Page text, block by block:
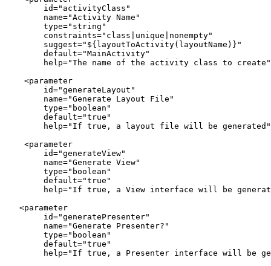
        id="activityClass"
        name="Activity Name"
        type="string"
        constraints="class|unique|nonempty"
        suggest="${layoutToActivity(layoutName)}"
        default="MainActivity"
help="The name of the activity class to
    <parameter
        id="generateLayout"
        name="Generate Layout File"
        type="boolean"
        default="true"
help="If true, a layout file will be
    <parameter
        id="generateView"
        name="Generate View"
        type="boolean"
        default="true"
help="If true, a View interface will be
   <parameter
        id="generatePresenter"
        name="Generate Presenter?"
        type="boolean"
        default="true"
help="If true, a Presenter interface will be